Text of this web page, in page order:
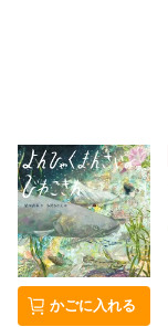
かごに入れる